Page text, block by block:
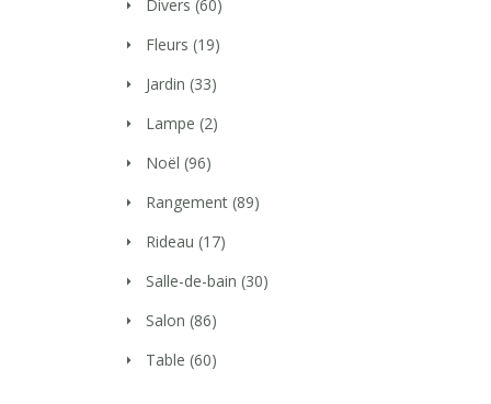
Divers (60)
Fleurs (19)
Jardin (33)
Lampe (2)
Noël (96)
Rangement (89)
Rideau (17)
Salle-de-bain (30)
Salon (86)
Table (60)